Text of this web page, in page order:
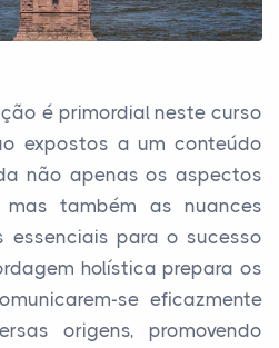
é primordial neste curso
expostos a um conteúdo
não apenas os aspectos
também as nuances
essenciais para o sucesso
holística prepara os
se eficazmente
origens, promovendo